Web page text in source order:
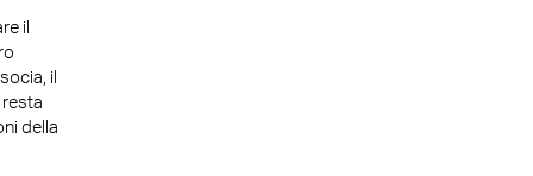
il
il
della